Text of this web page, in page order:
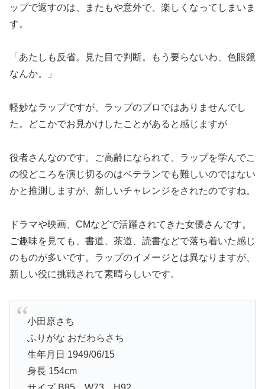
ップで返すのは、またもや意外で、楽しくなってしまいま
す。
「あたしも反省。見た目で判断。もう要らないわ、色眼鏡
なんか。」
軽妙なラップですが、ラップのプロではありませんでし
た。どこかでお見かけしたことがあると感じますが
役者さんなのです。ご高齢になられて、ラップを学んでこ
の役どころを演じ切るのはベテランでも難しいのではない
かと推測しますが、新しいチャレンジをされたのですね。
ドラマや映画、CMなどで活躍されてきた女優さんです。
ご趣味を見ても、書道、茶道、読書などで落ち着いた感じ
のものが多いです。ラップのイメージとは異なりますが、
新しい役に挑戦されて素晴らしいです。
小田原さち
ふりがな おだわらさち
生年月日 1949/06/15
身長 154cm